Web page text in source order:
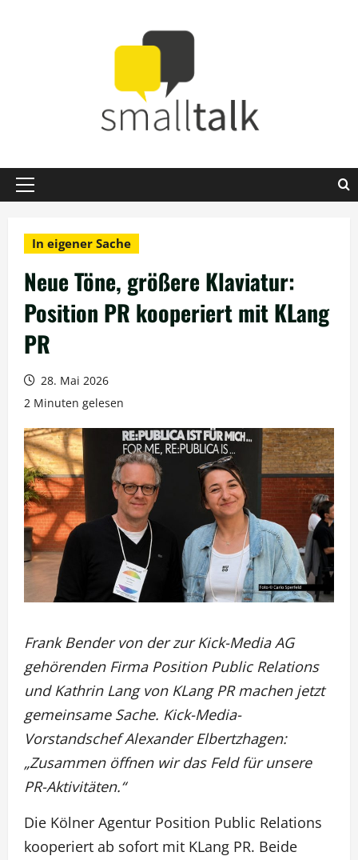
Primäres
In eigener Sache
Neue Töne, größere Klaviatur:
Position PR kooperiert mit KLang
PR
28. Mai 2026
2 Minuten gelesen
Frank Bender von der zur Kick-Media AG
gehörenden Firma Position Public Relations
und Kathrin Lang von KLang PR machen jetzt
gemeinsame Sache. Kick-Media-
Vorstandschef Alexander Elbertzhagen:
„Zusammen öffnen wir das Feld für unsere
PR-Aktivitäten.“
Die Kölner Agentur Position Public Relations
kooperiert ab sofort mit KLang PR. Beide